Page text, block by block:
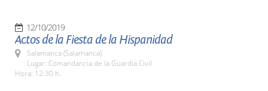
12/10/2019
Actos de la Fiesta de la Hispanidad
Salamanca (Salamanca)
Lugar: Comandancia de la Guardia Civil
Hora: 12:30 h.